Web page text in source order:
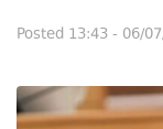
Posted 13:43 - 06/